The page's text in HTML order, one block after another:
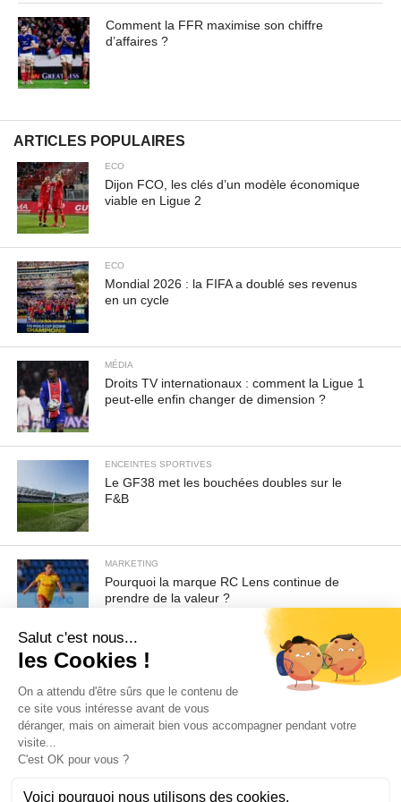
facilisis, vulputate magna at, pulvinar arcu. Maecenas
sollicitudin turpis a mauris ultrices, ac dignissim nunc
auctor. Aenean feugiat, odio in facilisis sollicitudin, augue
Nullam vitae est a risus dictum congue. Cras non lacus id
magna scelerisque sodales. Curabitur non fermentum
odio, vitae accumsan odio.
Comment la FFR maximise son chiffre
d’affaires ?
ARTICLES POPULAIRES
ECO
Dijon FCO, les clés d’un modèle économique
viable en Ligue 2
ECO
Mondial 2026 : la FIFA a doublé ses revenus
en un cycle
MÉDIA
Droits TV internationaux : comment la Ligue 1
peut-elle enfin changer de dimension ?
ENCEINTES SPORTIVES
Le GF38 met les bouchées doubles sur le
F&B
MARKETING
Pourquoi la marque RC Lens continue de
prendre de la valeur ?
Pour toute demande d'information ou de désabonnement :